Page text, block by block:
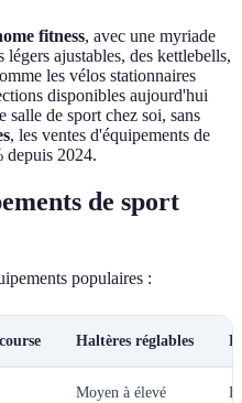
fitness, avec une myriade
ajustables, des kettlebells,
les vélos stationnaires
disponibles aujourd'hui
salle de sport chez soi, sans
, les ventes d'équipements de
depuis 2024.
de sport
populaires :
Haltères réglables
Moyen à élevé